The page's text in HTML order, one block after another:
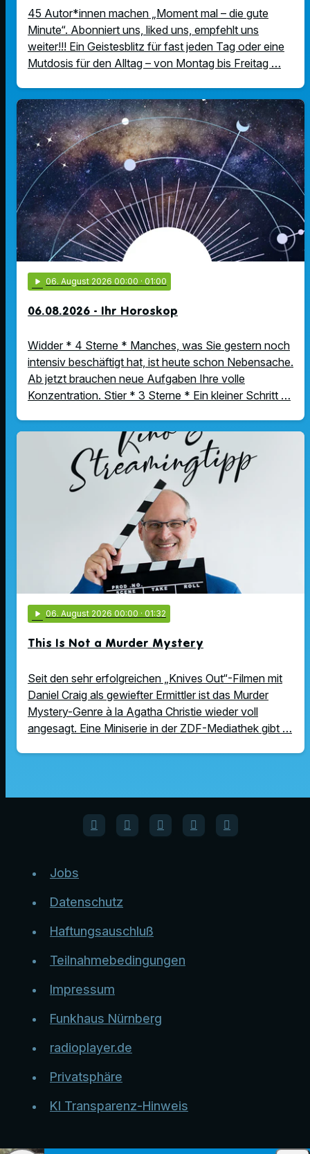
45 Autor*innen machen „Moment mal – die gute
Minute“. Abonniert uns, liked uns, empfehlt uns
weiter!!! Ein Geistesblitz für fast jeden Tag oder eine
Mutdosis für den Alltag – von Montag bis Freitag …
play_arrow 06. August 2026 00:00 · 01:00
06.08.2026 - Ihr Horoskop
Widder * 4 Sterne * Manches, was Sie gestern noch
intensiv beschäftigt hat, ist heute schon Nebensache.
Ab jetzt brauchen neue Aufgaben Ihre volle
Konzentration. Stier * 3 Sterne * Ein kleiner Schritt …
play_arrow 06. August 2026 00:00 · 01:32
This Is Not a Murder Mystery
Seit den sehr erfolgreichen „Knives Out“-Filmen mit
Daniel Craig als gewiefter Ermittler ist das Murder
Mystery-Genre à la Agatha Christie wieder voll
angesagt. Eine Miniserie in der ZDF-Mediathek gibt …
Jobs
Datenschutz
Haftungsauschluß
Teilnahmebedingungen
Impressum
Funkhaus Nürnberg
radioplayer.de
Privatsphäre
KI Transparenz-Hinweis